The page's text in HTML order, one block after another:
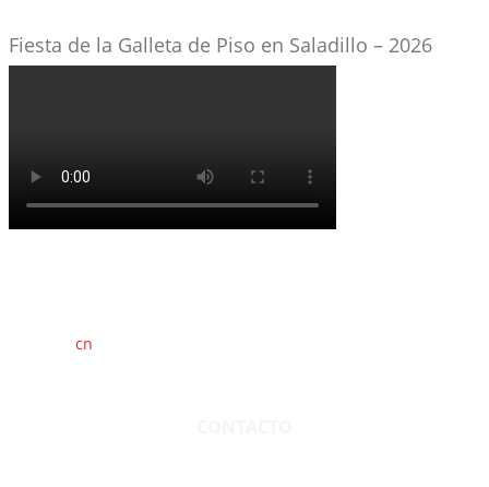
Fiesta de la Galleta de Piso en Saladillo – 2026
cn